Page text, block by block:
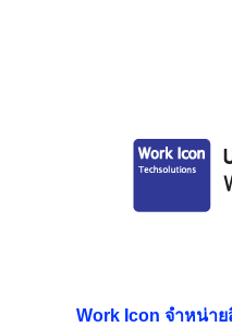
Work Icon จำหน่า